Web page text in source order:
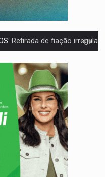
homem ameaça matar sobrinha grávida e
Homem é espancado por facção criminosa
no shopping após colombiana furtar
online começam a afetar produtividade e rotina
Plantar árvores não será mais suficiente para
alertam para possível base secreta no satélite
Incêndio destrói carro que era rebocado para oficina